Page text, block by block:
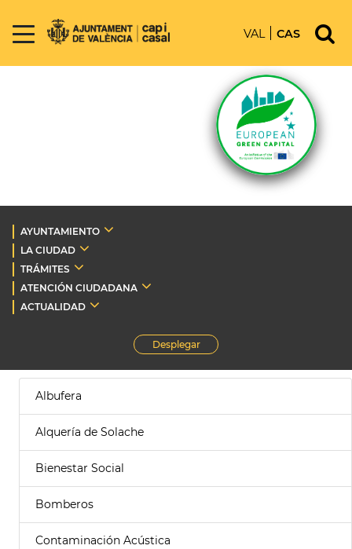
VAL CAS
AYUNTAMIENTO
LA CIUDAD
TRÁMITES
ATENCIÓN CIUDADANA
ACTUALIDAD
Desplegar
Albufera
Alquería de Solache
Bienestar Social
Bomberos
Contaminación Acústica